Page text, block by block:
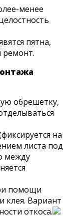
менее
пятна,
ремонт.
обрешетку,
на
листа под
между
помощи
клея. Вариант
откоса.